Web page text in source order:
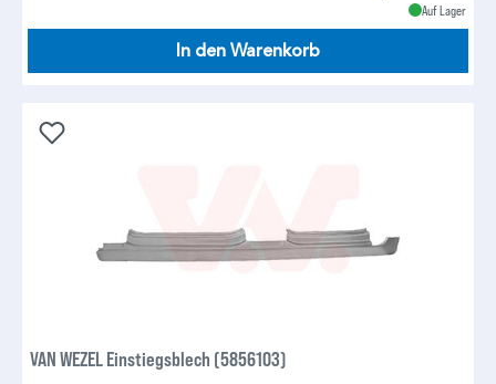
Auf Lager
In den Warenkorb
VAN WEZEL Einstiegsblech (5856103)